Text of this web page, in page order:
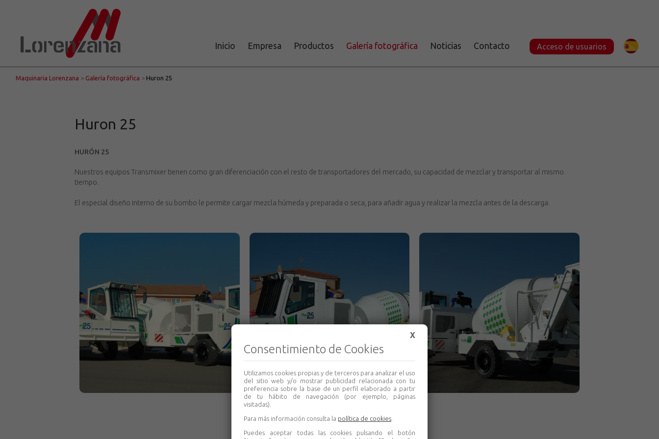
Inicio Empresa Productos Galería fotográfica Noticias Contacto Acceso de usuarios
Maquinaria Lorenzana > Galería fotográfica > Huron 25
Huron 25
HURÓN 25
Nuestros equipos Transmixer tienen como gran diferenciación con el resto de transportadores del mercado, su capacidad de mezclar y transportar al mismo
tiempo.
El especial diseño interno de su bombo le permite cargar mezcla húmeda y preparada o seca, para añadir agua y realizar la mezcla antes de la descarga.
X
Consentimiento de Cookies
Utilizamos cookies propias y de terceros para analizar el uso
del sitio web y/o mostrar publicidad relacionada con tu
preferencia sobre la base de un perfil elaborado a partir
de tu hábito de navegación (por ejemplo, páginas
visitadas).
Para más información consulta la política de cookies
Puedes aceptar todas las cookies pulsando el botón